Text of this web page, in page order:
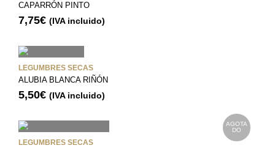
CAPARRÓN PINTO
7,75€ (IVA incluido)
LEGUMBRES SECAS
ALUBIA BLANCA RIÑÓN
5,50€ (IVA incluido)
AGOTA
DO
LEGUMBRES SECAS